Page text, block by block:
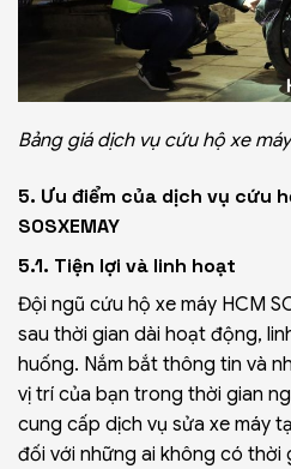
Bảng giá dịch vụ cứu hộ xe
5. Ưu điểm của dịch vụ cứu
SOSXEMAY
5.1. Tiện lợi và linh hoạt
Đội ngũ cứu hộ xe máy HCM
sau thời gian dài hoạt động,
huống. Nắm bắt thông tin và
vị trí của bạn trong thời gian
cung cấp dịch vụ sửa xe máy
đối với những ai không có thời